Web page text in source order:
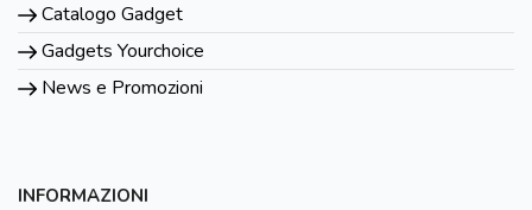
Catalogo Gadget
Gadgets Yourchoice
News e Promozioni
INFORMAZIONI